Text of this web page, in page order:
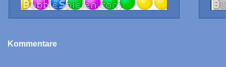
Kommentare